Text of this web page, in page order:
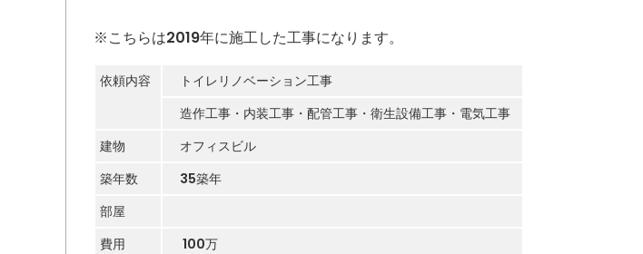
※こちらは2019年に施工した工事になります。
依頼内容
トイレリノベーション工事
造作工事・内装工事・配管工事・衛生設備工事・電気工事
建物
オフィスビル
築年数
35築年
部屋
費用
100万